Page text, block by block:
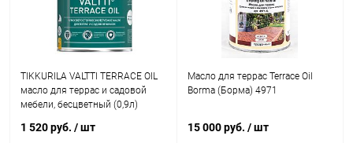
TIKKURILA VALTTI TERRACE OIL
масло для террас и садовой
мебели, бесцветный (0,9л)
1 520 руб. / шт
Масло для террас Terrace Oil
Borma (Борма) 4971
15 000 руб. / шт